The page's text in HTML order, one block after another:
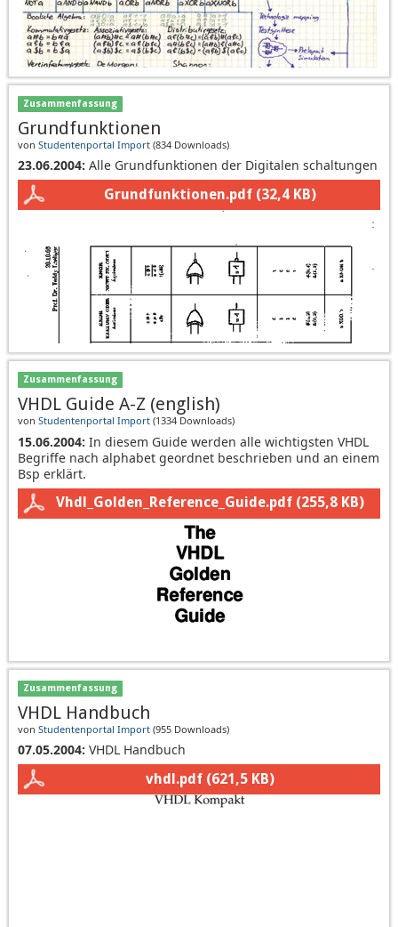
Zusammenfassung
Grundfunktionen
von Studentenportal Import (834 Downloads)
23.06.2004: Alle Grundfunktionen der Digitalen schaltungen
Grundfunktionen.pdf (32,4 KB)
Zusammenfassung
VHDL Guide A-Z (english)
von Studentenportal Import (1334 Downloads)
15.06.2004: In diesem Guide werden alle wichtigsten VHDL
Begriffe nach alphabet geordnet beschrieben und an einem
Bsp erklärt.
Vhdl_Golden_Reference_Guide.pdf (255,8 KB)
Zusammenfassung
VHDL Handbuch
von Studentenportal Import (955 Downloads)
07.05.2004: VHDL Handbuch
vhdl.pdf (621,5 KB)